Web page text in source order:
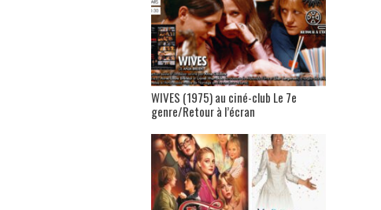
WIVES (1975) au ciné-club Le 7e
genre/Retour à l’écran